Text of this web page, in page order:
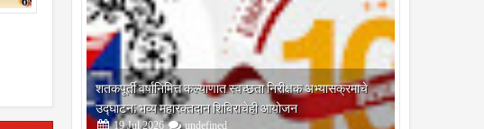
शतकपूर्ती वर्षानिमित्त कल्याणात स्वच्छता निरीक्षक अभ्यासक्रमाचे
उद्घाटन; भव्य महारक्तदान शिबिराचेही आयोजन
19 Jul 2026 undefined